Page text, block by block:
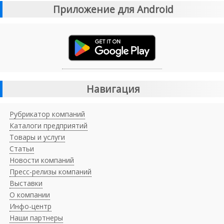
Приложение для Android
Навигация
Рубрикатор компаний
Каталоги предприятий
Товары и услуги
Статьи
Новости компаний
Пресс-релизы компаний
Выставки
О компании
Инфо-центр
Наши партнеры